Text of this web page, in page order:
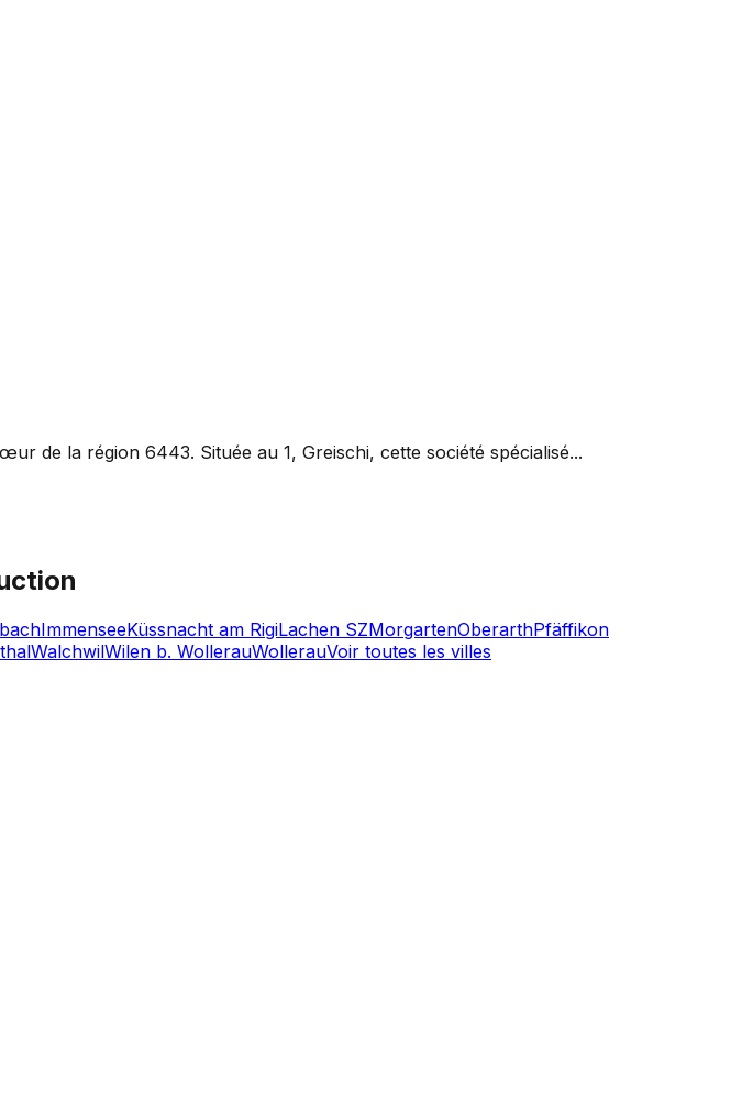
de la région 6443. Située au 1, Greischi, cette société spécialisé...
ImmenseeKüssnacht am RigiLachen SZMorgartenOberarthPfäffikon
WalchwilWilen b. WollerauWollerauVoir toutes les villes